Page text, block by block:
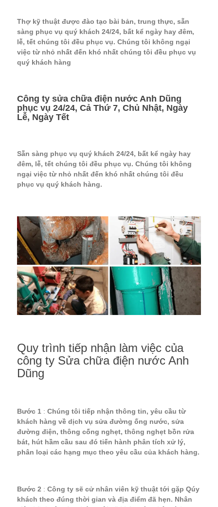
Thợ kỹ thuật được đào tạo bài bản, trung thực, sẵn
sàng phục vụ quý khách 24/24, bất kể ngày hay đêm,
lễ, tết chúng tôi đều phục vụ. Chúng tôi không ngại
việc từ nhỏ nhất đến khó nhất chúng tôi đều phục vụ
quý khách hàng
Công ty sửa chữa điện nước Anh Dũng
phục vụ 24/24, Cả Thứ 7, Chủ Nhật, Ngày
Lễ, Ngày Tết
Sẵn sàng phục vụ quý khách 24/24, bất kể ngày hay
đêm, lễ, tết chúng tôi đều phục vụ. Chúng tôi không
ngại việc từ nhỏ nhất đến khó nhất chúng tôi đều
phục vụ quý khách hàng.
Quy trình tiếp nhận làm việc của
công ty Sửa chữa điện nước Anh
Dũng
Bước 1 : Chúng tôi tiếp nhận thông tin, yêu cầu từ
khách hàng về dịch vụ sửa đường ống nước, sửa
đường điện, thông cống nghẹt, thông nghẹt bồn rửa
bát, hút hầm cầu sau đó tiến hành phân tích xử lý,
phân loại các hạng mục theo yêu cầu của khách hàng.
Bước 2 : Công ty sẽ cử nhân viên kỹ thuật tới gặp Qúy
khách theo đúng thời gian và địa điểm đã hẹn. Nhân